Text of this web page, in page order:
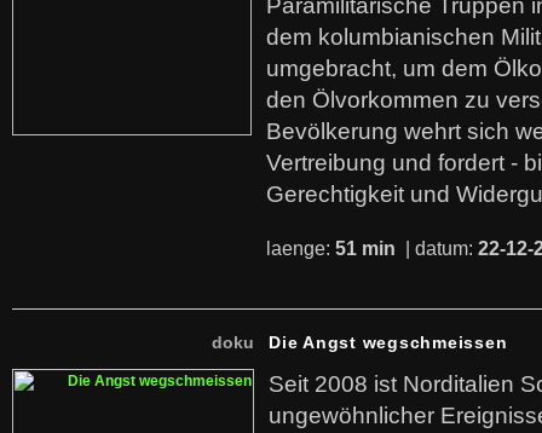
Paramilitärische Truppen
dem kolumbianischen
umgebracht, um dem
den Ölvorkommen zu
Bevölkerung wehrt sich
Vertreibung und fordert -
Gerechtigkeit und
laenge: 51 min | datum: 22-12-
doku Die Angst wegschmeissen
Seit 2008 ist Norditalien
ungewöhnlicher